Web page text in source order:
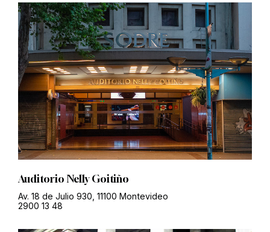
Auditorio Nelly Goitiño
Av. 18 de Julio 930, 11100 Montevideo
2900 13 48